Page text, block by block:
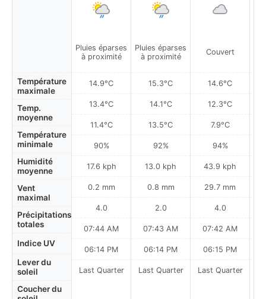
Température
maximale
Temp.
moyenne
Température
minimale
Humidité
moyenne
Vent
maximal
Précipitations
totales
Indice UV
Lever du
soleil
Coucher du
Pluies éparses
à proximité
14.9°C
13.4°C
11.4°C
90%
17.6 kph
0.2 mm
4.0
07:44 AM
06:14 PM
Last Quarter
Pluies éparses
à proximité
15.3°C
14.1°C
13.5°C
92%
13.0 kph
0.8 mm
2.0
07:43 AM
06:14 PM
Last Quarter
Couvert
14.6°C
12.3°C
7.9°C
94%
43.9 kph
29.7 mm
4.0
07:42 AM
06:15 PM
Last Quarter